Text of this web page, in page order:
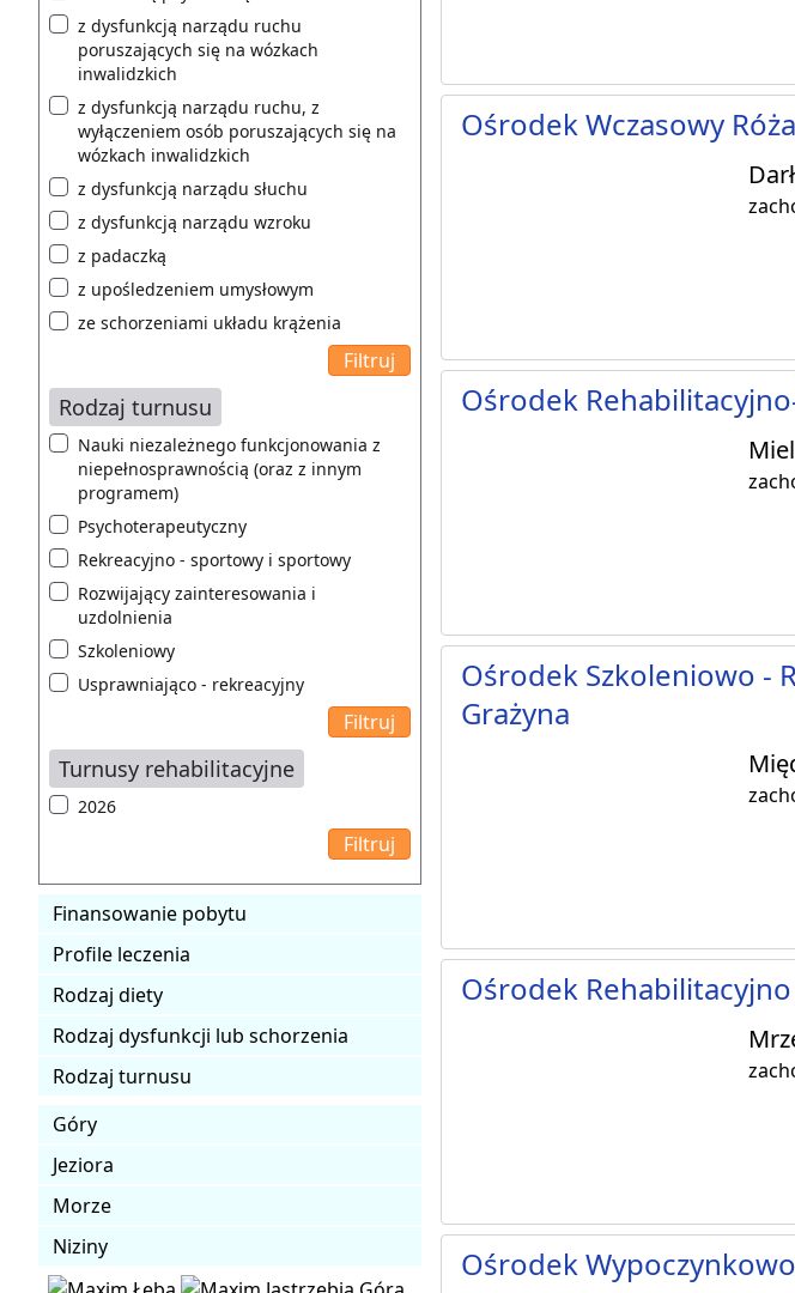
z dysfunkcją narządu ruchu
poruszających się na wózkach
inwalidzkich
z dysfunkcją narządu ruchu, z
wyłączeniem osób poruszających się na
wózkach inwalidzkich
z dysfunkcją narządu słuchu
z dysfunkcją narządu wzroku
z padaczką
z upośledzeniem umysłowym
ze schorzeniami układu krążenia
Rodzaj turnusu
Nauki niezależnego funkcjonowania z
niepełnosprawnością (oraz z innym
programem)
Psychoterapeutyczny
Rekreacyjno - sportowy i sportowy
Rozwijający zainteresowania i
uzdolnienia
Szkoleniowy
Usprawniająco - rekreacyjny
Turnusy rehabilitacyjne
2026
Finansowanie pobytu
Profile leczenia
Rodzaj diety
Rodzaj dysfunkcji lub schorzenia
Rodzaj turnusu
Góry
Jeziora
Morze
Niziny
Ośrodek Wczasowy
Ośrodek
Ośrodek Szkoleniowo -
Grażyna
Ośrodek
Ośrodek